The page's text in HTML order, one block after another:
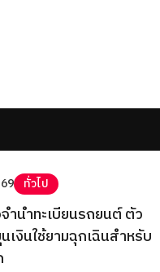
ทั่วไป
ำนำทะเบียนรถยนต์ ตัว
เงินใช้ยามฉุกเฉินสำหรับ